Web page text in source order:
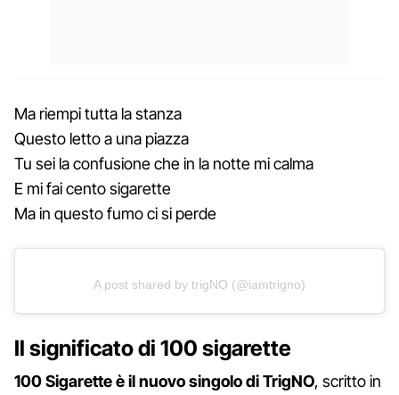
Ma riempi tutta la stanza
Questo letto a una piazza
Tu sei la confusione che in la notte mi calma
E mi fai cento sigarette
Ma in questo fumo ci si perde
A post shared by trigNO (@iamtrigno)
Il significato di 100 sigarette
100 Sigarette è il nuovo singolo di TrigNO, scritto in